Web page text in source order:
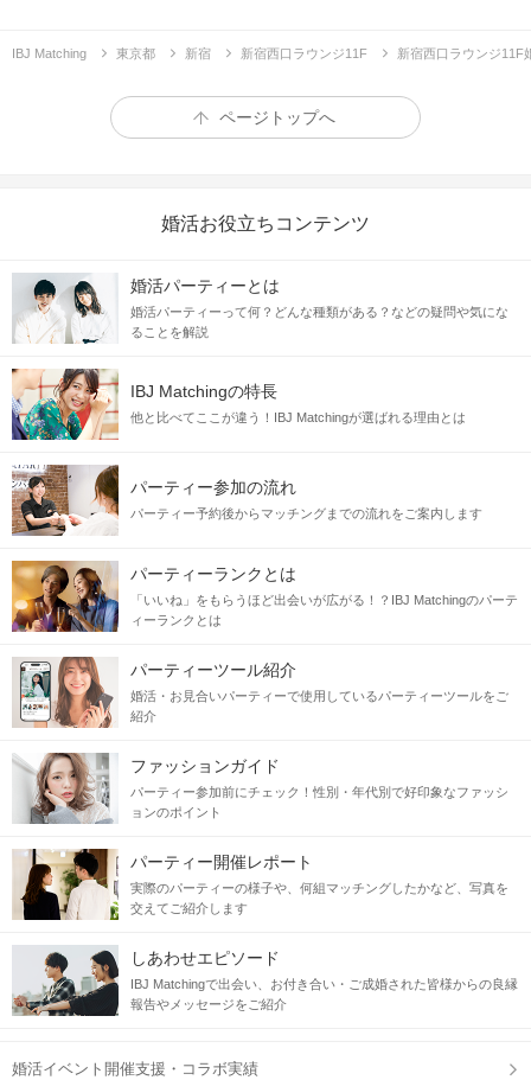
下 男性 × 上
年上の彼だと、何でこんなことも出来ないのと
思いがちなことも
そんな、彼を甘やかしたい女性にオススメ♥
"こんな女性と付き合いたい"3選
【1】男性を上手に甘えさせてくれる
【2】どんなことも笑って許す包容力がある
相性ばっちり！相思相愛の出会い♥
IBJ Matching 東京都 新宿 新宿西口ラウンジ11F 新宿西口ラウンジ11F
ページトップへ
婚活お役立ちコンテンツ
婚活パーティーとは
婚活パーティーって何？どんな種類がある？などの疑問や気にな
ることを解説
IBJ Matchingの特長
他と比べてここが違う！IBJ Matchingが選ばれる理由とは
パーティー参加の流れ
パーティー予約後からマッチングまでの流れをご案内します
パーティーランクとは
「いいね」をもらうほど出会いが広がる！？IBJ Matchingのパーテ
ィーランクとは
パーティーツール紹介
婚活・お見合いパーティーで使用しているパーティーツールをご
紹介
ファッションガイド
パーティー参加前にチェック！性別・年代別で好印象なファッシ
ョンのポイント
パーティー開催レポート
実際のパーティーの様子や、何組マッチングしたかなど、写真を
交えてご紹介します
しあわせエピソード
IBJ Matchingで出会い、お付き合い・ご成婚された皆様からの良縁
報告やメッセージをご紹介
婚活イベント開催支援・コラボ実績